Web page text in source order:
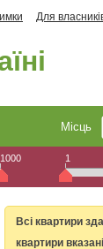
Для
Місць
1000 1
Всі квартири
квартири